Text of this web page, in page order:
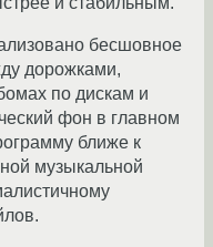
бесшовное
дорожками,
по дискам и
фон в главном
ближе к
музыкальной